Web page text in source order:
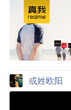
或姓欧阳